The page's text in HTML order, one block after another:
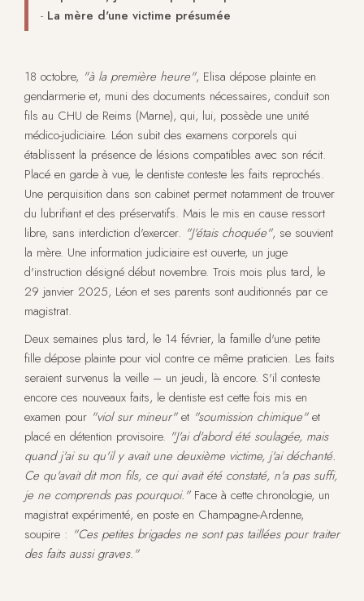
- La mère d'une victime présumée
18 octobre, "à la première heure", Elisa dépose plainte en
gendarmerie et, muni des documents nécessaires, conduit son
fils au CHU de Reims (Marne), qui, lui, possède une unité
médico-judiciaire. Léon subit des examens corporels qui
établissent la présence de lésions compatibles avec son récit.
Placé en garde à vue, le dentiste conteste les faits reprochés.
Une perquisition dans son cabinet permet notamment de trouver
du lubrifiant et des préservatifs. Mais le mis en cause ressort
libre, sans interdiction d'exercer. "J'étais choquée", se souvient
la mère. Une information judiciaire est ouverte, un juge
d'instruction désigné début novembre. Trois mois plus tard, le
29 janvier 2025, Léon et ses parents sont auditionnés par ce
magistrat.
Deux semaines plus tard, le 14 février, la famille d'une petite
fille dépose plainte pour viol contre ce même praticien. Les faits
seraient survenus la veille – un jeudi, là encore. S'il conteste
encore ces nouveaux faits, le dentiste est cette fois mis en
examen pour "viol sur mineur"et "soumission chimique"et
placé en détention provisoire. "J'ai d'abord été soulagée, mais
quand j'ai su qu'il y avait une deuxième victime, j'ai déchanté.
Ce qu'avait dit mon fils, ce qui avait été constaté, n'a pas suffi,
je ne comprends pas pourquoi."Face à cette chronologie, un
magistrat expérimenté, en poste en Champagne-Ardenne,
soupire : "Ces petites brigades ne sont pas taillées pour traiter
des faits aussi graves."